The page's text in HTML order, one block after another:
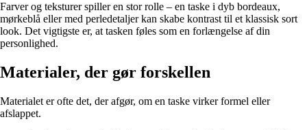
Farver og teksturer spiller en stor rolle – en taske i dyb bordeaux,
mørkeblå eller med perledetaljer kan skabe kontrast til et klassisk sort
look. Det vigtigste er, at tasken føles som en forlængelse af din
personlighed.
Materialer, der gør forskellen
Materialet er ofte det, der afgør, om en taske virker formel eller
afslappet.